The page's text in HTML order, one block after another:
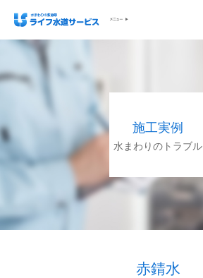
施工実例
水まわりのトラブル
赤錆水
会社概要
ご依頼の流れ
施工実例
ご相談無料お問い合わせください